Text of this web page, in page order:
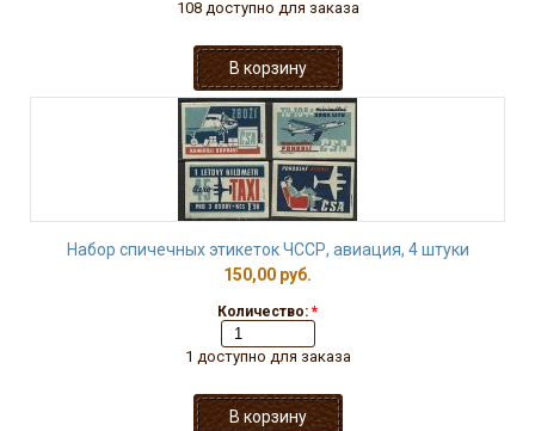
108 доступно для заказа
Набор спичечных этикеток ЧССР, авиация, 4 штуки
150,00 руб.
Количество: *
1 доступно для заказа